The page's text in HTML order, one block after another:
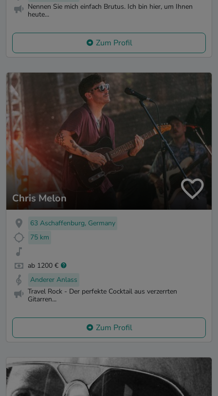
Nennen Sie mich einfach Brutus. Ich bin hier, um Ihnen
heute...
Zum Profil
Chris Melon
63 Aschaffenburg, Germany
75 km
ab 1200 €
Anderer Anlass
Travel Rock - Der perfekte Cocktail aus verzerrten
Gitarren...
Zum Profil